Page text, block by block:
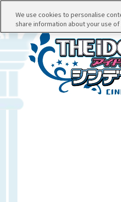
We use cookies to personalise
share information about your use